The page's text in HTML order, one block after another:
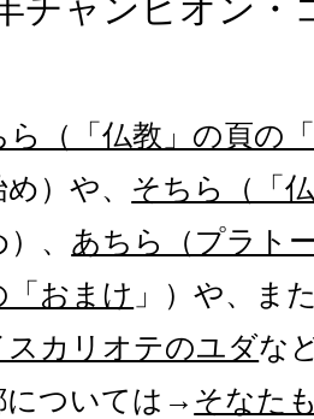
チャンピオン・
ら（「仏教」の頁の
め）や、 そちら（「
、 あちら（プラト
おまけ 」）や、ま
カリオテのユダな
ついては→ そなた